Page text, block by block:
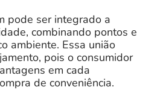
pode ser integrado a
combinando pontos e
ambiente. Essa união
pois o consumidor
em cada
de conveniência.